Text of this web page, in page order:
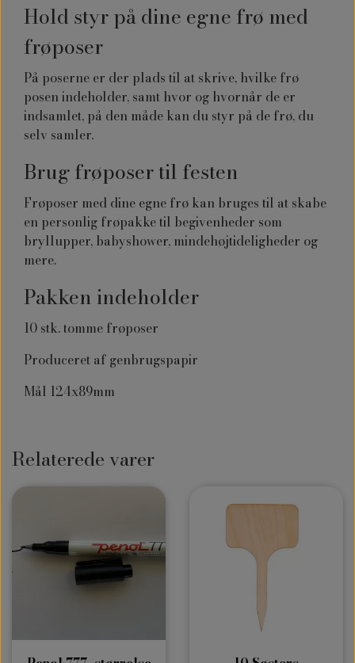
Hold styr på dine egne frø med
frøposer
På poserne er der plads til at skrive, hvilke frø
posen indeholder, samt hvor og hvornår de er
indsamlet, på den måde kan du styr på de frø, du
selv samler.
Brug frøposer til festen
Frøposer med dine egne frø kan bruges til at skabe
en personlig frøpakke til begivenheder som
bryllupper, babyshower, mindehøjtideligheder og
mere.
Pakken indeholder
10 stk. tomme frøposer
Produceret af genbrugspapir
Mål 124x89mm
Relaterede varer